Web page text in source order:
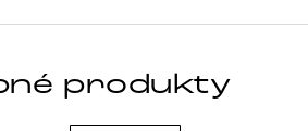
produkty